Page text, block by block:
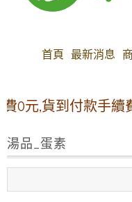
首頁 最新消息
貨到付款手續費30
湯品_蛋素